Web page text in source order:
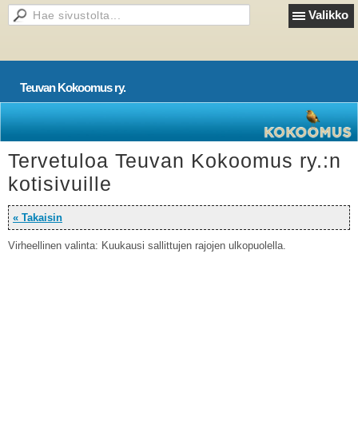
Valikko
Teuvan Kokoomus ry.
Tervetuloa Teuvan Kokoomus ry.:n
kotisivuille
« Takaisin
Virheellinen valinta: Kuukausi sallittujen rajojen ulkopuolella.